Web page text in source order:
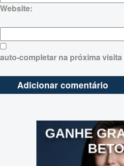
Website:
auto-completar na próxima visita